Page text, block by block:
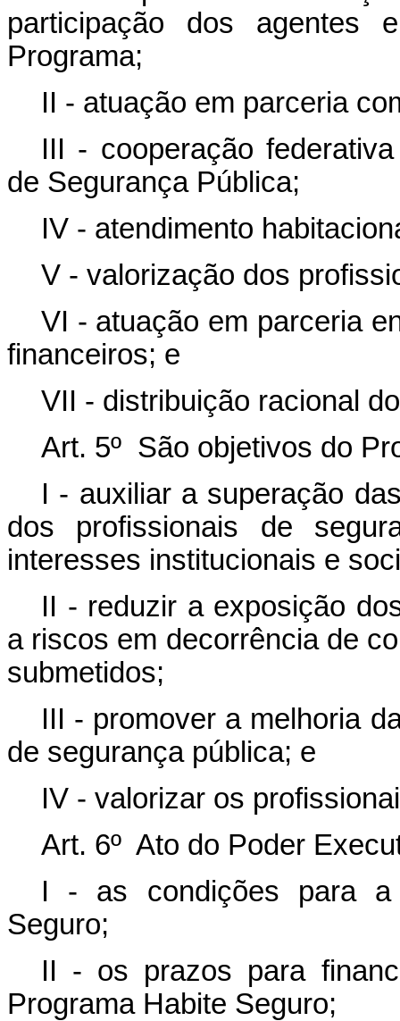
participação dos agentes
Programa;
II - atuação em parceria
III - cooperação
de Segurança Pública;
IV - atendimento
V - valorização dos
VI - atuação em parceria
financeiros; e
VII - distribuição racional
Art. 5º São objetivos do
I - auxiliar a superação
dos profissionais de
interesses institucionais e
II - reduzir a exposição
a riscos em decorrência de
submetidos;
III - promover a melhoria
de segurança pública; e
IV - valorizar os
Art. 6º Ato do Poder
I - as condições para a
Seguro;
II - os prazos para
Programa Habite Seguro;